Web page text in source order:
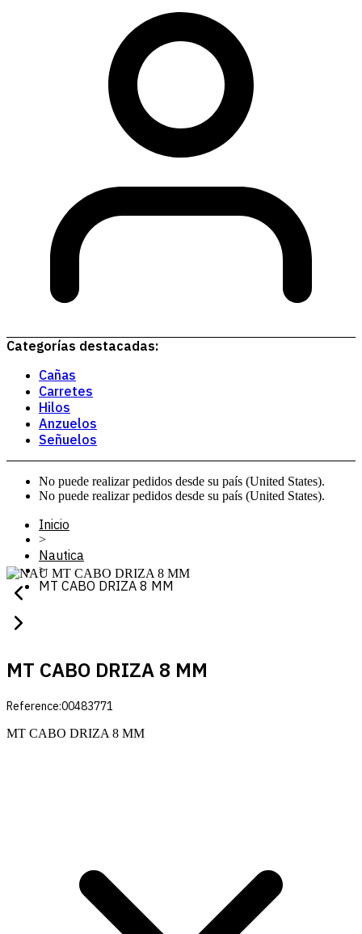
Categorías destacadas:
Cañas
Carretes
Hilos
Anzuelos
Señuelos
No puede realizar pedidos desde su país (United States).
No puede realizar pedidos desde su país (United States).
Inicio
>
Nautica
>
MT CABO DRIZA 8 MM
MT CABO DRIZA 8 MM
Reference:00483771
MT CABO DRIZA 8 MM